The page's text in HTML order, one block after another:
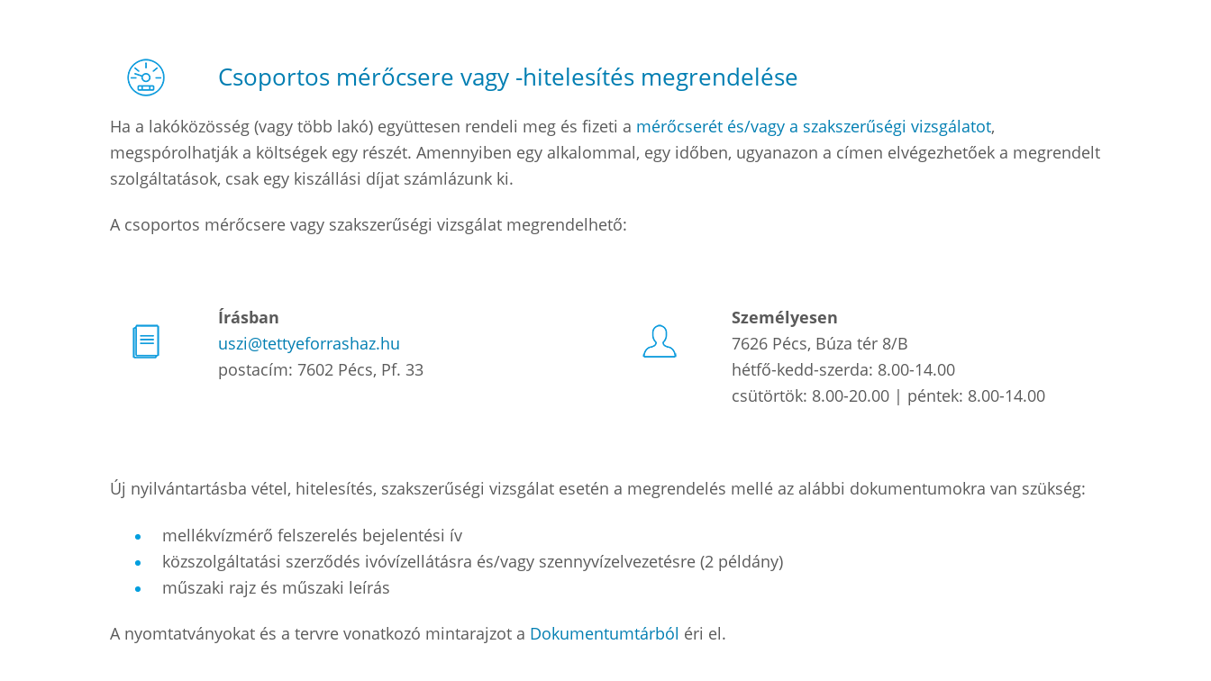
Csoportos mérőcsere vagy -hitelesítés megrendelése
Ha a lakóközösség (vagy több lakó) együttesen rendeli meg és fizeti a mérőcserét és/vagy a szakszerűségi vizsgálatot,
megspórolhatják a költségek egy részét. Amennyiben egy alkalommal, egy időben, ugyanazon a címen elvégezhetőek a megrendelt
szolgáltatások, csak egy kiszállási díjat számlázunk ki.
A csoportos mérőcsere vagy szakszerűségi vizsgálat megrendelhető:
Írásban
uszi@tettyeforrashaz.hu
postacím: 7602 Pécs, Pf. 33
Személyesen
7626 Pécs, Búza tér 8/B
hétfő-kedd-szerda: 8.00-14.00
csütörtök: 8.00-20.00 | péntek: 8.00-14.00
Új nyilvántartásba vétel, hitelesítés, szakszerűségi vizsgálat esetén a megrendelés mellé az alábbi dokumentumokra van szükség:
mellékvízmérő felszerelés bejelentési ív
közszolgáltatási szerződés ivóvízellátásra és/vagy szennyvízelvezetésre (2 példány)
műszaki rajz és műszaki leírás
A nyomtatványokat és a tervre vonatkozó mintarajzot a Dokumentumtárból éri el.